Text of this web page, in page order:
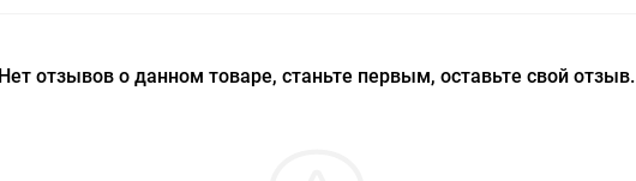
Нет отзывов о данном товаре, станьте первым, оставьте свой отзыв.